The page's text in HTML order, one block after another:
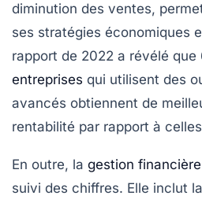
diminution des ventes,
ses stratégies économiques
rapport de 2022 a révélé que
entreprises qui utilisent des
avancés obtiennent de
rentabilité par rapport à
En outre, la gestion financière
suivi des chiffres. Elle inclut